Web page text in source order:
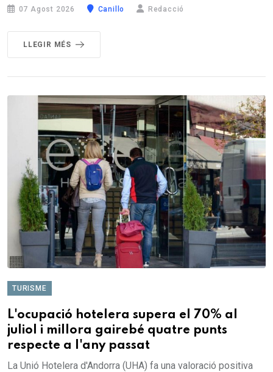
07 Agost 2026 Canillo Redacció
LLEGIR MÉS
TURISME
L'ocupació hotelera supera el 70% al
juliol i millora gairebé quatre punts
respecte a l'any passat
La Unió Hotelera d'Andorra (UHA) fa una valoració positiva